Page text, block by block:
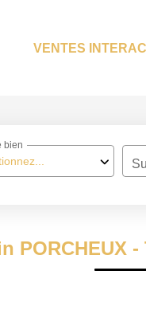
VENTES
bien
PORCHEUX